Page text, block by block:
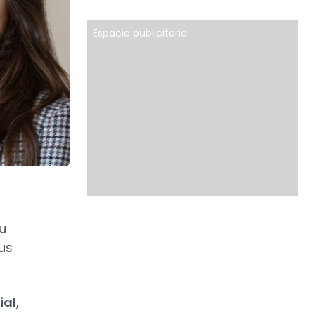
,
Espacio publicitario